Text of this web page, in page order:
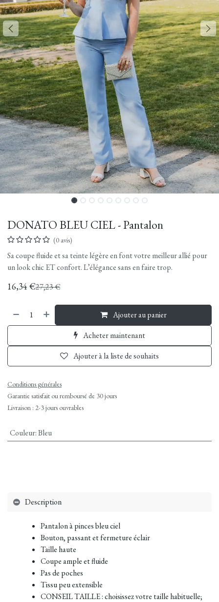
DONATO BLEU CIEL - Pantalon
(0 avis)
Sa coupe fluide et sa teinte légère en font votre meilleur allié pour
un look chic ET confort. L’élégance sans en faire trop.
16,34€27,23€
Ajouter au panier
Acheter maintenant
Ajouter à la liste de souhaits
Conditions générales
Garantie satisfait ou remboursé de 30 jours
Livraison : 2-3 jours ouvrables
Couleur:Bleu
Description
Pantalon à pinces bleu ciel
Bouton, passant et fermeture éclair
Taille haute
Coupe ample et fluide
Pas de poches
Tissu peu extensible
CONSEIL TAILLE : choisissez votre taille habituelle;